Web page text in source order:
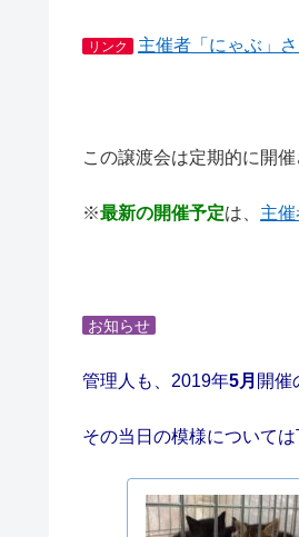
リンク 主催者「にゃぶ」
この譲渡会は定期的に開
※最新の開催予定は、 主
お知らせ
管理人も、2019年5月 開催
その当日の模様について